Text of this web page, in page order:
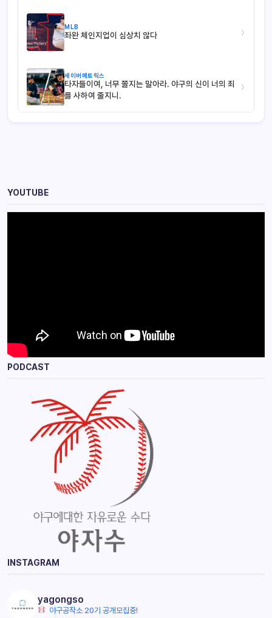
MLB
좌완 체인지업이 심상치 않다 ›
세이버메트릭스
타자들이여, 너무 쫄지는 말아라. 야구의 신이 너의 죄
를 사하여 줄지니.
›
YOUTUBE
PODCAST
INSTAGRAM
yagongso
야구공작소 20기 공개모집중!